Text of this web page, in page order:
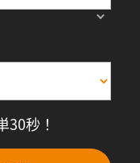
30秒！